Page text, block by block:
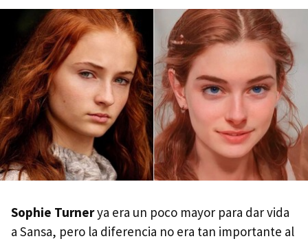
Sophie Turnerya era un poco mayor para dar vida
a Sansa, pero la diferencia no era tan importante al